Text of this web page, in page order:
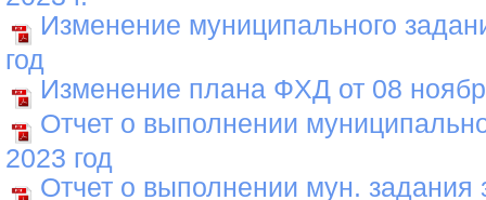
Изменение муниципального
год
Изменение плана ФХД от 08
Отчет о выполнении
2023 год
Отчет о выполнении мун. задания